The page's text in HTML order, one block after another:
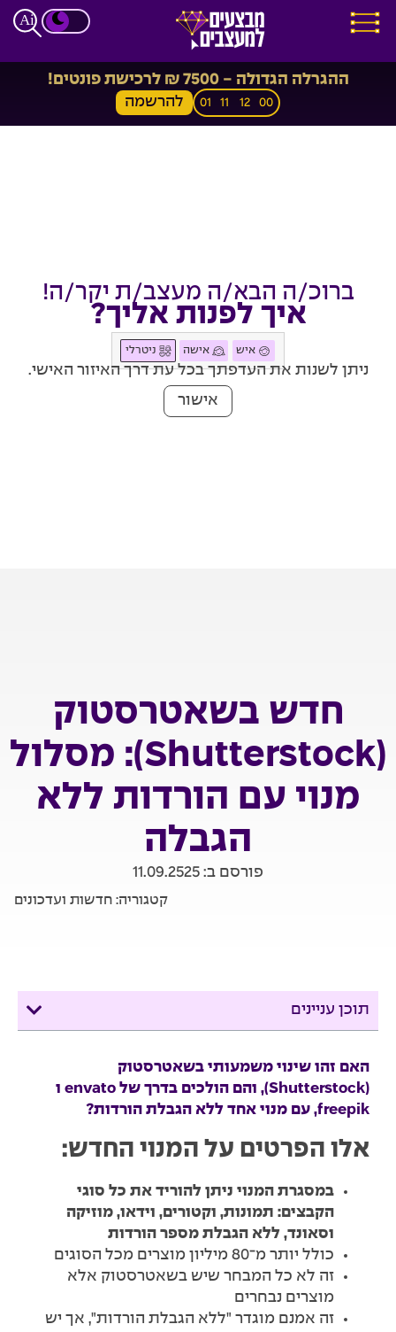
ההגרלה הגדולה - 7500 ₪ לרכישת פונטים!
01 11 12 00 להרשמה
ברוכ/ה הבא/ה מעצב/ת יקר/ה!
איך לפנות אליך?
איש אישה ניטרלי
ניתן לשנות את העדפתך בכל עת דרך האיזור האישי.
אישור
חדש בשאטרסטוק
(Shutterstock): מסלול
מנוי עם הורדות ללא
הגבלה
פורסם ב: 11.09.2525
קטגוריה: חדשות ועדכונים
תוכן עניינים
האם זהו שינוי משמעותי בשאטרסטוק
(Shutterstock), והם הולכים בדרך של envato ו
freepik, עם מנוי אחד ללא הגבלת הורדות?
אלו הפרטים על המנוי החדש:
במסגרת המנוי ניתן להוריד את כל סוגי
הקבצים: תמונות, וקטורים, וידאו, מוזיקה
וסאונד, ללא הגבלת מספר הורדות
כולל יותר מ־80 מיליון מוצרים מכל הסוגים
זה לא כל המבחר שיש בשאטרסטוק אלא
מוצרים נבחרים
זה אמנם מוגדר "ללא הגבלת הורדות", אך יש